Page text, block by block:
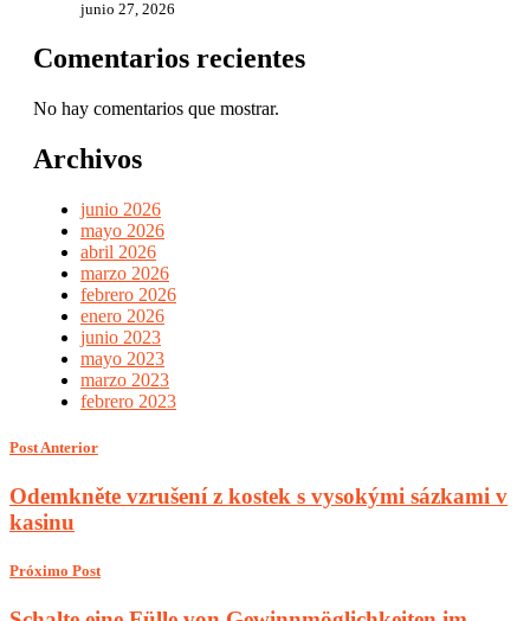
junio 27, 2026
Comentarios recientes
No hay comentarios que mostrar.
Archivos
junio 2026
mayo 2026
abril 2026
marzo 2026
febrero 2026
enero 2026
junio 2023
mayo 2023
marzo 2023
febrero 2023
Post Anterior
Odemkněte vzrušení z kostek s vysokými sázkami v
kasinu
Próximo Post